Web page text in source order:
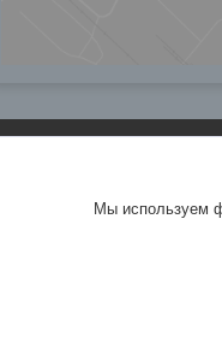
Мы используем